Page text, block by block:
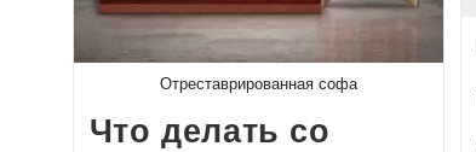
Отреставрированная софа
Что делать со